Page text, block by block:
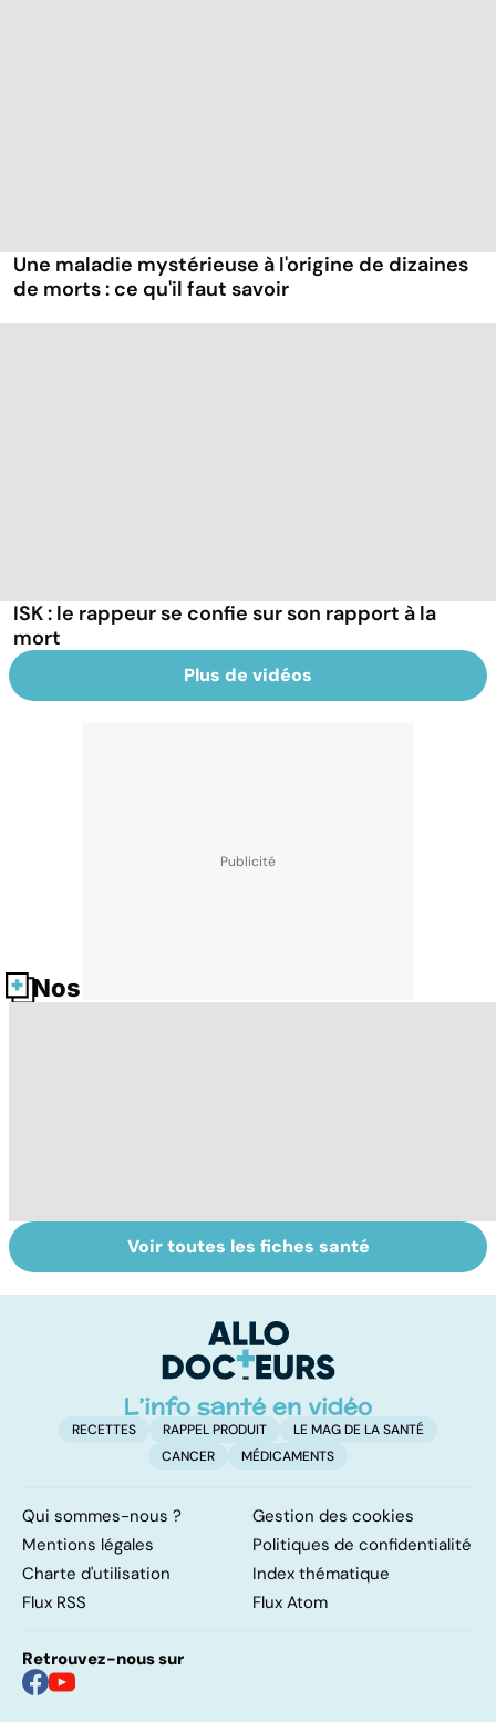
Une maladie mystérieuse à l'origine de dizaines
de morts : ce qu'il faut savoir
ISK : le rappeur se confie sur son rapport à la
mort
Plus de vidéos
Nos fiches santé
La tuberculose
pulmonaire
Tout savoir sur
les infections
Voir toutes les fiches santé
RECETTES RAPPEL PRODUIT
LE MAG DE LA SANTÉ
CANCER
MÉDICAMENTS
Qui sommes-nous ?
Gestion des cookies
Mentions légales
Politiques de confidentialité
Charte d'utilisation
Index thématique
Flux RSS
Flux Atom
Retrouvez-nous sur